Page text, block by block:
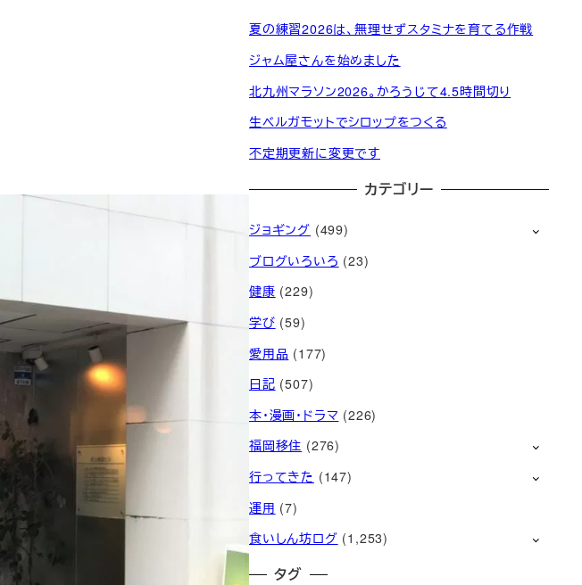
夏の練習2026は、無理せずスタミナを育てる作戦
ジャム屋さんを始めました
北九州マラソン2026。かろうじて4.5時間切り
生ベルガモットでシロップをつくる
不定期更新に変更です
カテゴリー
ジョギング (499)
ブログいろいろ (23)
健康 (229)
学び (59)
愛用品 (177)
日記 (507)
本・漫画・ドラマ (226)
福岡移住 (276)
行ってきた (147)
運用 (7)
食いしん坊ログ (1,253)
タグ